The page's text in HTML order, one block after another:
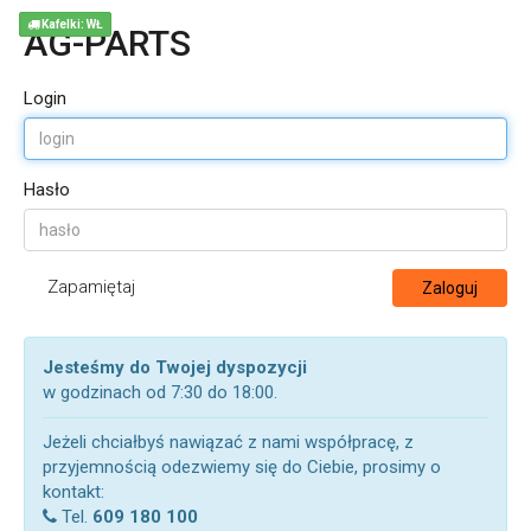
AG-PARTS
Login
Hasło
Zapamiętaj Zaloguj
Jesteśmy do Twojej dyspozycji
w godzinach od 7:30 do 18:00.
Jeżeli chciałbyś nawiązać z nami współpracę, z
przyjemnością odezwiemy się do Ciebie, prosimy o
kontakt:
Tel. 609 180 100
Kafelki: WŁ